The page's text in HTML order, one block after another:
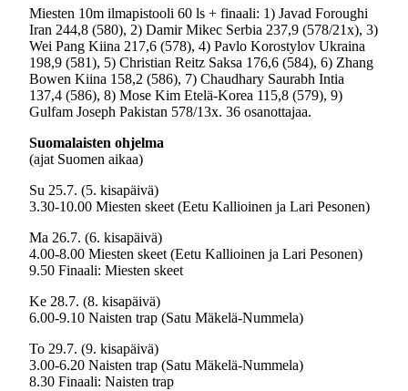
Miesten 10m ilmapistooli 60 ls + finaali: 1) Javad Foroughi
Iran 244,8 (580), 2) Damir Mikec Serbia 237,9 (578/21x), 3)
Wei Pang Kiina 217,6 (578), 4) Pavlo Korostylov Ukraina
198,9 (581), 5) Christian Reitz Saksa 176,6 (584), 6) Zhang
Bowen Kiina 158,2 (586), 7) Chaudhary Saurabh Intia
137,4 (586), 8) Mose Kim Etelä-Korea 115,8 (579), 9)
Gulfam Joseph Pakistan 578/13x. 36 osanottajaa.
Suomalaisten ohjelma
(ajat Suomen aikaa)
Su 25.7. (5. kisapäivä)
3.30-10.00 Miesten skeet (Eetu Kallioinen ja Lari Pesonen)
Ma 26.7. (6. kisapäivä)
4.00-8.00 Miesten skeet (Eetu Kallioinen ja Lari Pesonen)
9.50 Finaali: Miesten skeet
Ke 28.7. (8. kisapäivä)
6.00-9.10 Naisten trap (Satu Mäkelä-Nummela)
To 29.7. (9. kisapäivä)
3.00-6.20 Naisten trap (Satu Mäkelä-Nummela)
8.30 Finaali: Naisten trap